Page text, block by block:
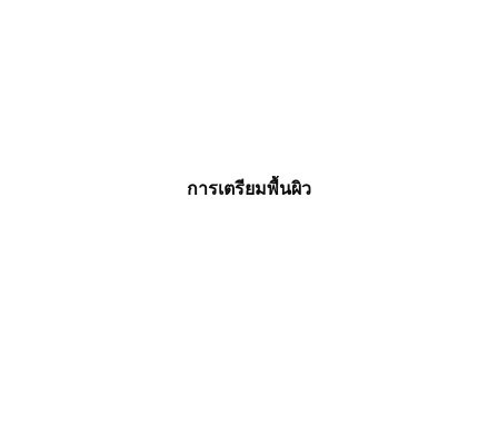
การเตรียมพื้นผิว